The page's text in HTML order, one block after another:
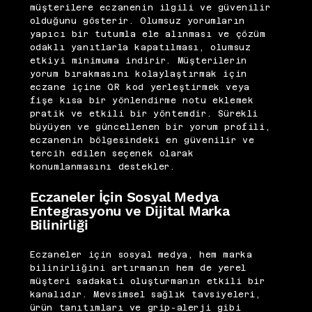
müşterilere eczanenin ilgili ve güvenilir
olduğunu gösterir. Olumsuz yorumların
yapıcı bir tutumla ele alınması ve çözüm
odaklı yanıtlarla kapatılması, olumsuz
etkiyi minimuma indirir. Müşterilerin
yorum bırakmasını kolaylaştırmak için
eczane içine QR kod yerleştirmek veya
fişe kısa bir yönlendirme notu eklemek
pratik ve etkili bir yöntemdir. Sürekli
büyüyen ve güncellenen bir yorum profili,
eczanenin bölgesindeki en güvenilir ve
tercih edilen seçenek olarak
konumlanmasını destekler.
Eczaneler İçin Sosyal Medya
Entegrasyonu ve Dijital Marka
Bilinirliği
Eczaneler için sosyal medya, hem marka
bilinirliğini artırmanın hem de yerel
müşteri sadakati oluşturmanın etkili bir
kanalıdır. Mevsimsel sağlık tavsiyeleri,
ürün tanıtımları ve grip-alerji gibi